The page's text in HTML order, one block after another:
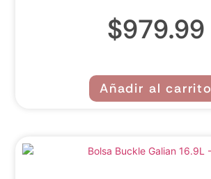
$979.99
Añadir al carrito